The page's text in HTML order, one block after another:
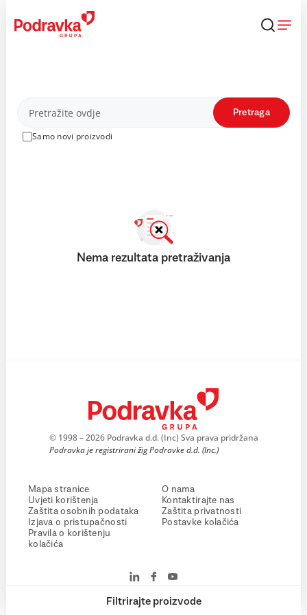
content
Proizvodi
Samo novi proizvodi
Pretraga
Filtrirajte proizvode
Nema rezultata pretraživanja
© 1998 – 2026 Podravka d.d. (Inc) Sva prava pridržana
Podravka je registrirani žig Podravke d.d. (Inc.)
Mapa stranice
Uvjeti korištenja
Zaštita osobnih podataka
Izjava o pristupačnosti
Pravila o korištenju
kolačića
O nama
Kontaktirajte nas
Zaštita privatnosti
Postavke kolačića